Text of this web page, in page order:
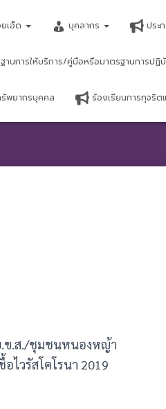
เอ็ด บุคลากร ประ
านการให้บริการ/คู่มือหรือมาตรฐานการปฏิ
พยากรบุคคล ร้องเรียนการทุจริ
.ข.ส./ชุมชนหนองหญ้า
ไวรัสโคโรนา 2019